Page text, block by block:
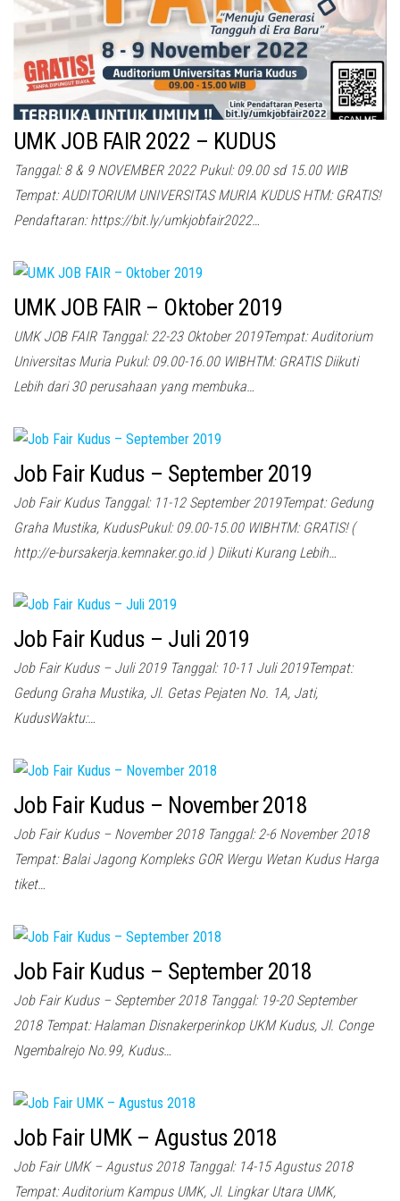
UMK JOB FAIR 2022 – KUDUS
Tanggal: 8 & 9 NOVEMBER 2022 Pukul: 09.00 sd 15.00 WIB
Tempat: AUDITORIUM UNIVERSITAS MURIA KUDUS HTM: GRATIS!
Pendaftaran: https://bit.ly/umkjobfair2022…
UMK JOB FAIR – Oktober 2019
UMK JOB FAIR Tanggal: 22-23 Oktober 2019Tempat: Auditorium
Universitas Muria Pukul: 09.00-16.00 WIBHTM: GRATIS Diikuti
Lebih dari 30 perusahaan yang membuka…
Job Fair Kudus – September 2019
Job Fair Kudus Tanggal: 11-12 September 2019Tempat: Gedung
Graha Mustika, KudusPukul: 09.00-15.00 WIBHTM: GRATIS! (
http://e-bursakerja.kemnaker.go.id ) Diikuti Kurang Lebih…
Job Fair Kudus – Juli 2019
Job Fair Kudus – Juli 2019 Tanggal: 10-11 Juli 2019Tempat:
Gedung Graha Mustika, Jl. Getas Pejaten No. 1A, Jati,
KudusWaktu:…
Job Fair Kudus – November 2018
Job Fair Kudus – November 2018 Tanggal: 2-6 November 2018
Tempat: Balai Jagong Kompleks GOR Wergu Wetan Kudus Harga
tiket…
Job Fair Kudus – September 2018
Job Fair Kudus – September 2018 Tanggal: 19-20 September
2018 Tempat: Halaman Disnakerperinkop UKM Kudus, Jl. Conge
Ngembalrejo No.99, Kudus…
Job Fair UMK – Agustus 2018
Job Fair UMK – Agustus 2018 Tanggal: 14-15 Agustus 2018
Tempat: Auditorium Kampus UMK, Jl. Lingkar Utara UMK,